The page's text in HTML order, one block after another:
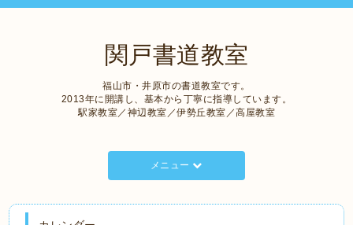
関戸書道教室
福山市・井原市の書道教室です。
2013年に開講し、基本から丁寧に指導しています。
駅家教室／神辺教室／伊勢丘教室／高屋教室
メニュー